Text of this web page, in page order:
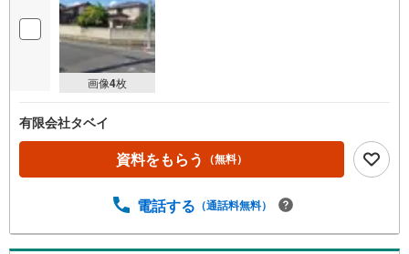
画像4枚
有限会社タベイ
資料をもらう （無料）
電話する （通話料無料）